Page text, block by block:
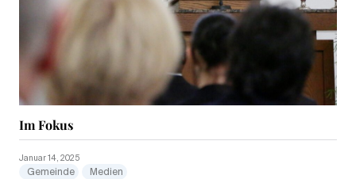
Im Fokus
Januar 14, 2025
Gemeinde Medien